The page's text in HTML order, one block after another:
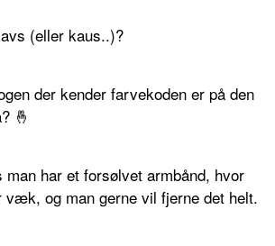
(eller kaus..)?
der kender farvekoden er på den
🤞
man har et forsølvet armbånd, hvor
væk, og man gerne vil fjerne det helt.